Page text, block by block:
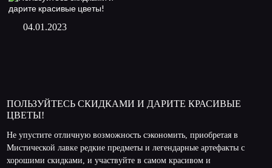
04.01.2023
ПОЛЬЗУЙТЕСЬ СКИДКАМИ И ДАРИТЕ КРАСИВЫЕ
ЦВЕТЫ!
Не упустите отличную возможность сэкономить, приобретая в
Мистической лавке редкие предметы и легендарные артефакты с
хорошими скидками, и участвуйте в самом красивом и